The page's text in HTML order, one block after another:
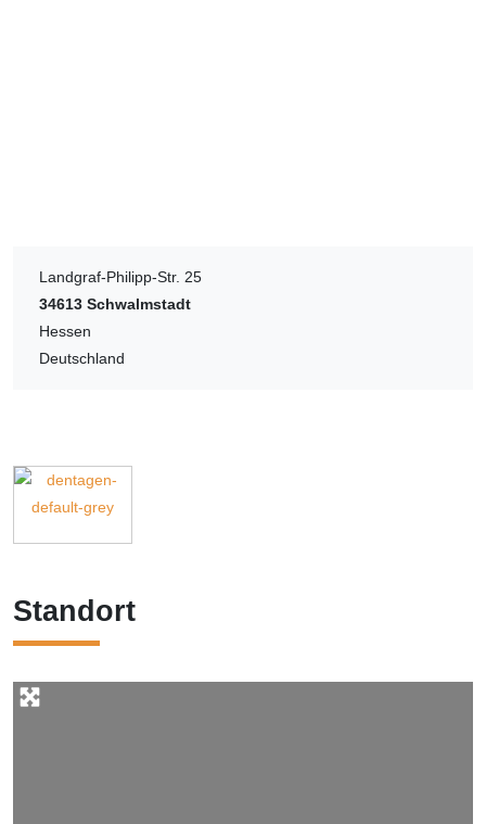
Landgraf-Philipp-Str. 25
34613 Schwalmstadt
Hessen
Deutschland
Standort